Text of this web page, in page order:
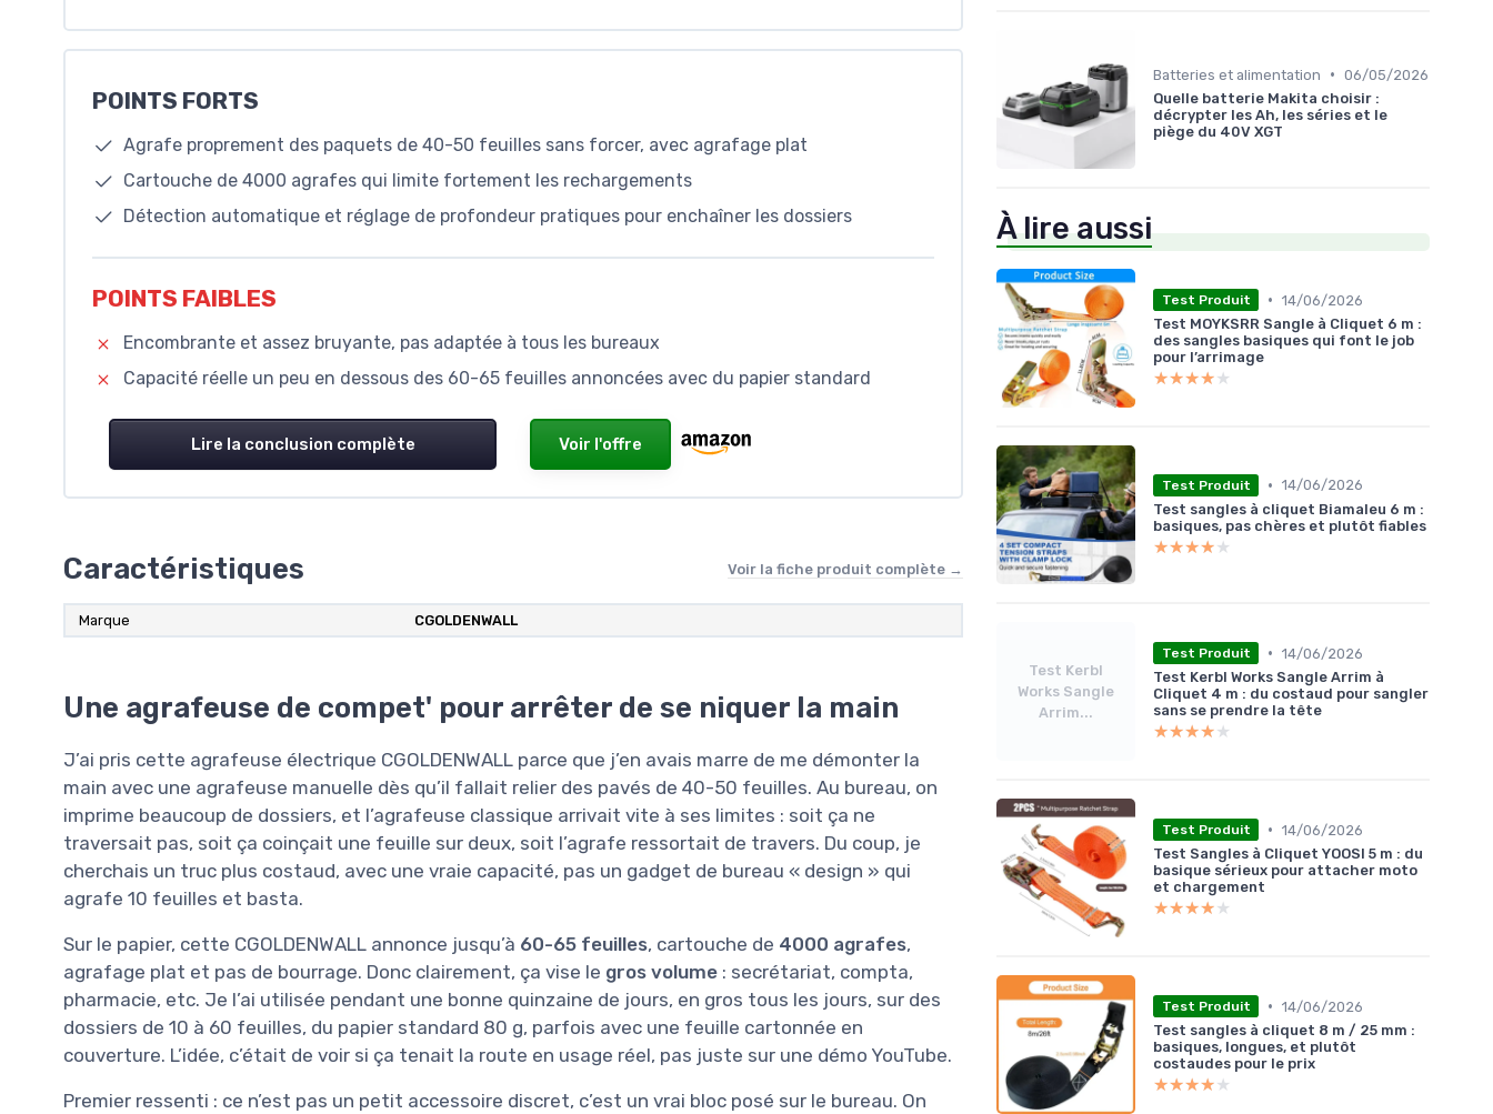
POINTS FORTS
Agrafe proprement des paquets de 40-50 feuilles sans forcer, avec agrafage plat
Cartouche de 4000 agrafes qui limite fortement les rechargements
Détection automatique et réglage de profondeur pratiques pour enchaîner les dossiers
POINTS FAIBLES
Encombrante et assez bruyante, pas adaptée à tous les bureaux
Capacité réelle un peu en dessous des 60-65 feuilles annoncées avec du papier standard
Lire la conclusion complète Voir l'offre
Caractéristiques Voir la fiche produit complète →
Marque CGOLDENWALL
Une agrafeuse de compet' pour arrêter de se niquer la main
J’ai pris cette agrafeuse électrique CGOLDENWALL parce que j’en avais marre de me démonter la
main avec une agrafeuse manuelle dès qu’il fallait relier des pavés de 40-50 feuilles. Au bureau, on
imprime beaucoup de dossiers, et l’agrafeuse classique arrivait vite à ses limites : soit ça ne
traversait pas, soit ça coinçait une feuille sur deux, soit l’agrafe ressortait de travers. Du coup, je
cherchais un truc plus costaud, avec une vraie capacité, pas un gadget de bureau « design » qui
agrafe 10 feuilles et basta.
Sur le papier, cette CGOLDENWALL annonce jusqu’à 60-65 feuilles, cartouche de 4000 agrafes,
agrafage plat et pas de bourrage. Donc clairement, ça vise le gros volume : secrétariat, compta,
pharmacie, etc. Je l’ai utilisée pendant une bonne quinzaine de jours, en gros tous les jours, sur des
dossiers de 10 à 60 feuilles, du papier standard 80 g, parfois avec une feuille cartonnée en
couverture. L’idée, c’était de voir si ça tenait la route en usage réel, pas juste sur une démo YouTube.
Premier ressenti : ce n’est pas un petit accessoire discret, c’est un vrai bloc posé sur le bureau. On
Batteries et alimentation • 06/05/2026
Quelle batterie Makita choisir :
décrypter les Ah, les séries et le
piège du 40V XGT
À lire aussi
Test Produit • 14/06/2026
Test MOYKSRR Sangle à Cliquet 6 m :
des sangles basiques qui font le job
pour l’arrimage
★★★★★
★★★★★
Test Produit • 14/06/2026
Test sangles à cliquet Biamaleu 6 m :
basiques, pas chères et plutôt fiables
★★★★★
★★★★★
Test Kerbl
Works Sangle
Arrim...
Test Produit • 14/06/2026
Test Kerbl Works Sangle Arrim à
Cliquet 4 m : du costaud pour sangler
sans se prendre la tête
★★★★★
★★★★★
Test Produit • 14/06/2026
Test Sangles à Cliquet YOOSI 5 m : du
basique sérieux pour attacher moto
et chargement
★★★★★
★★★★★
Test Produit • 14/06/2026
Test sangles à cliquet 8 m / 25 mm :
basiques, longues, et plutôt
costaudes pour le prix
★★★★★
★★★★★